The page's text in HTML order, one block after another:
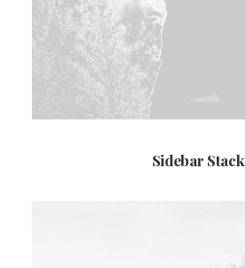
Sidebar Stack